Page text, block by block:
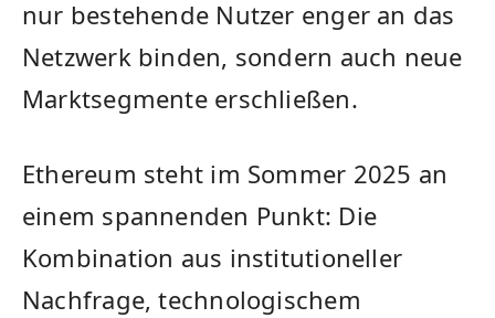
nur bestehende Nutzer enger an das
Netzwerk binden, sondern auch neue
Marktsegmente erschließen.
Ethereum steht im Sommer 2025 an
einem spannenden Punkt: Die
Kombination aus institutioneller
Nachfrage, technologischem